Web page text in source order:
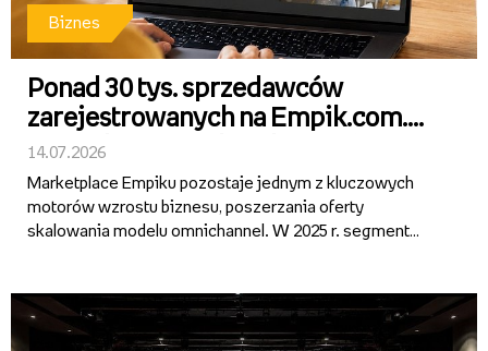
Biznes
Ponad 30 tys. sprzedawców
zarejestrowanych na Empik.com.
Sprzedaż na marketplace rośnie
ponad 40 proc. r/r.
14.07.2026
Marketplace Empiku pozostaje jednym z kluczowych
motorów wzrostu biznesu, poszerzania oferty
skalowania modelu omnichannel. W 2025 r. segment
częścią działalności Gru...